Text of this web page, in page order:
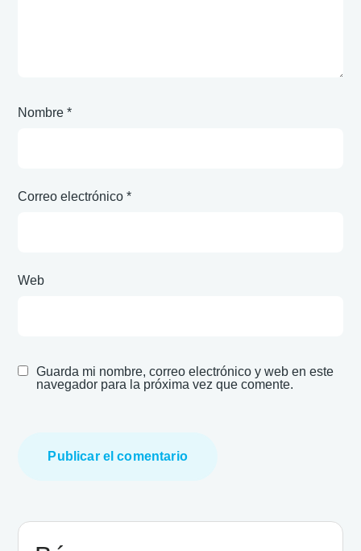
Nombre*
Correo electrónico*
Web
Guarda mi nombre, correo electrónico y web en este
navegador para la próxima vez que comente.